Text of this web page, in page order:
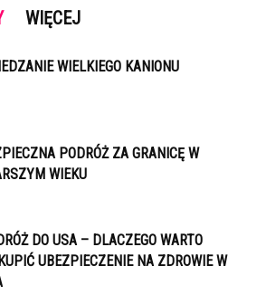
WIĘCEJ
WIELKIEGO KANIONU
PODRÓŻ ZA GRANICĘ W
WIEKU
DO USA – DLACZEGO WARTO
UBEZPIECZENIE NA ZDROWIE W